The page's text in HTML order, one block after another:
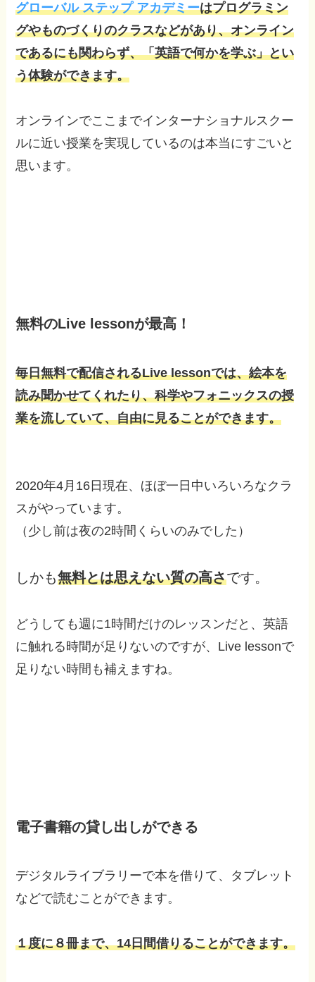
グローバル ステップ アカデミーはプログラミン
グやものづくりのクラスなどがあり、オンライン
であるにも関わらず、「英語で何かを学ぶ」とい
う体験ができます。
オンラインでここまでインターナショナルスクー
ルに近い授業を実現しているのは本当にすごいと
思います。
無料のLive lessonが最高！
毎日無料で配信されるLive lessonでは、絵本を
読み聞かせてくれたり、科学やフォニックスの授
業を流していて、自由に見ることができます。
2020年4月16日現在、ほぼ一日中いろいろなクラ
スがやっています。
（少し前は夜の2時間くらいのみでした）
しかも無料とは思えない質の高さです。
どうしても週に1時間だけのレッスンだと、英語
に触れる時間が足りないのですが、Live lessonで
足りない時間も補えますね。
電子書籍の貸し出しができる
デジタルライブラリーで本を借りて、タブレット
などで読むことができます。
１度に８冊まで、14日間借りることができます。